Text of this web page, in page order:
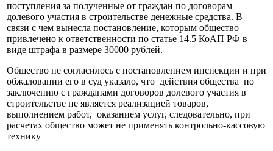
поступления за полученные от граждан по договорам
долевого участия в строительстве денежные средства. В
связи с чем вынесла постановление, которым общество
привлечено к ответственности по статье 14.5 КоАП РФ в
виде штрафа в размере 30000 рублей.
Общество не согласилось с постановлением инспекции и при
обжаловании его в суд указало, что действия общества по
заключению с гражданами договоров долевого участия в
строительстве не является реализацией товаров,
выполнением работ, оказанием услуг, следовательно, при
расчетах общество может не применять контрольно-кассовую
технику